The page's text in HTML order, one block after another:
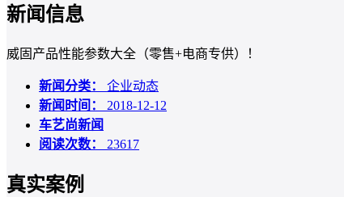
新闻信息
威固产品性能参数大全（零售+电商专供）！
新闻分类： 企业动态
新闻时间： 2018-12-12
车艺尚新闻
阅读次数： 23617
真实案例